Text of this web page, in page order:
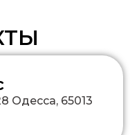
Одесса, 65013